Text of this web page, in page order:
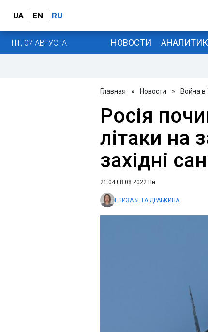
UA EN RU
ПТ, 07 АВГУСТА НОВОСТИ
Главная » Новости » Война в
Росія
літаки на
західні
21:04 08.08.2022 Пн
ЕЛИЗАВЕТА ДРАБКИНА